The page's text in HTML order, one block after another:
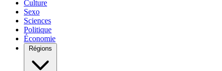
Culture
Sexo
Sciences
Politique
Économie
Régions